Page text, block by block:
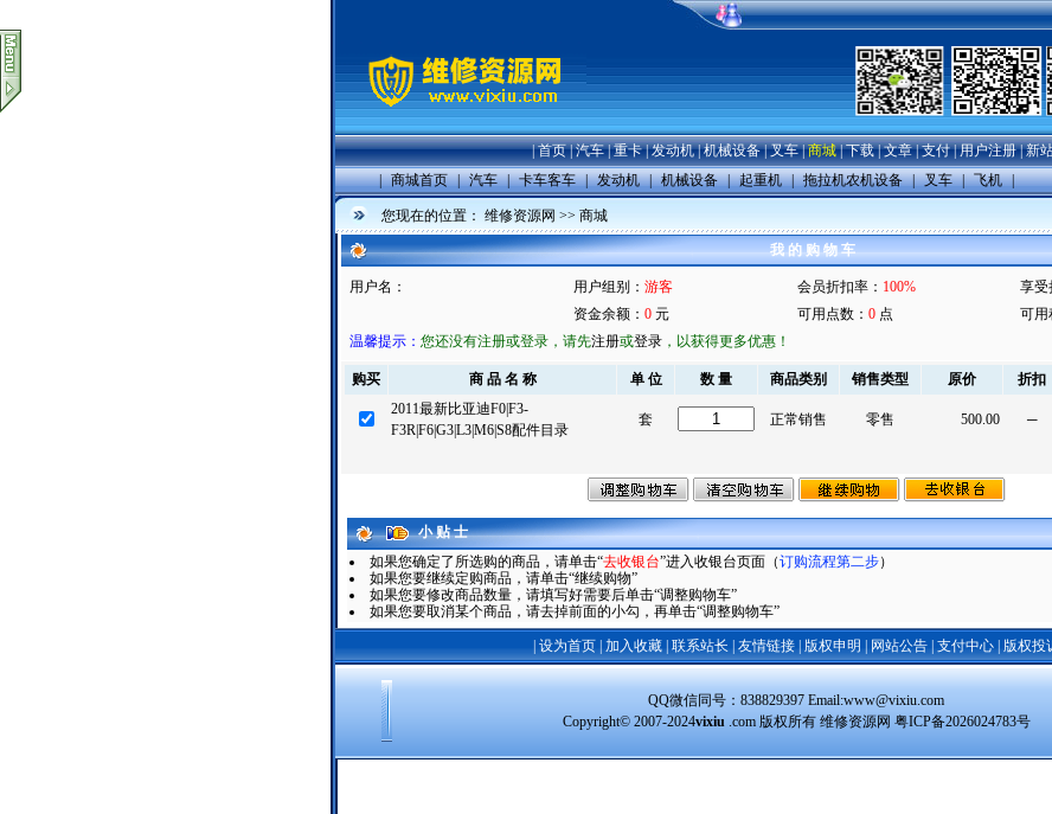
|首页|汽车|重卡|发动机|机械设备|叉车|商城|下载|文章|支付|用户注册|新
| 商城首页 | 汽车 | 卡车客车 | 发动机 | 机械设备 | 起重机 | 拖拉机农机设备 | 叉车 | 飞机 |
您现在的位置： 维修资源网 >> 商城
我 的 购 物 车
用户名： 用户组别： 游客 会员折扣率： 100% 享受
资金余额： 0 元 可用点数： 0 点 可用
温馨提示： 您还没有注册或登录，请先注册或登录 ，以获得更多优惠！
购买 商 品 名 称 单 位 数 量 商品类别 销售类型 原价 折扣
2011最新比亚迪F0|F3-
F3R|F6|G3|L3|M6|S8配件目录
套 正常销售 零售 500.00 ─
小 贴 士
如果您确定了所选购的商品，请单击“去收银台”进入收银台页面（订购流程第二步）
如果您要继续定购商品，请单击“继续购物”
如果您要修改商品数量，请填写好需要后单击“调整购物车”
如果您要取消某个商品，请去掉前面的小勾，再单击“调整购物车”
设为首页| 加入收藏| 联系站长 友情链接| 版权申明 网站公告| 支付中心| 版权投
QQ微信同号：838829397 Email:www@vixiu.com
Copyright© 2007-2024vixiu .com 版权所有 维修资源网 粤ICP备2026024783号